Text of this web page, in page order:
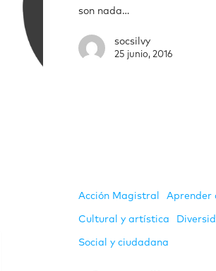
son nada…
socsilvy
25 junio, 2016
Acción Magistral Aprender
Cultural y artística
Social y ciudadana